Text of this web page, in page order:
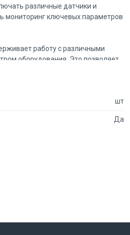
различные датчики и
мониторинг ключевых параметров
работу с различными
оборудования. Это позволяет
Протоколы Modbus
что критически важно для
данные в удобном
делают использование модуля
шт
Да